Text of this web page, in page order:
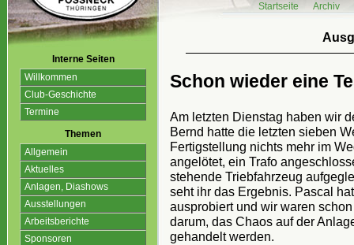
Startseite Archiv
Interne Seiten
Willkommen
Club-Geschichte
Termine
Themen
Allgemein
Aktuelles
Anlagen, Diashows
Ausstellungen
Arbeitsberichte
Sponsoren
Schon wieder eine
Am letzten Dienstag haben wir
Bernd hatte die letzten sieben
Fertigstellung nichts mehr im
angelötet, ein Trafo
stehende Triebfahrzeug
seht ihr das Ergebnis. Pascal
ausprobiert und wir waren
darum, das Chaos auf der
gehandelt werden.